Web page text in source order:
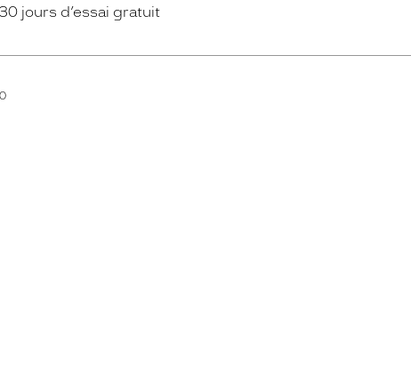
30 jours d’essai gratuit